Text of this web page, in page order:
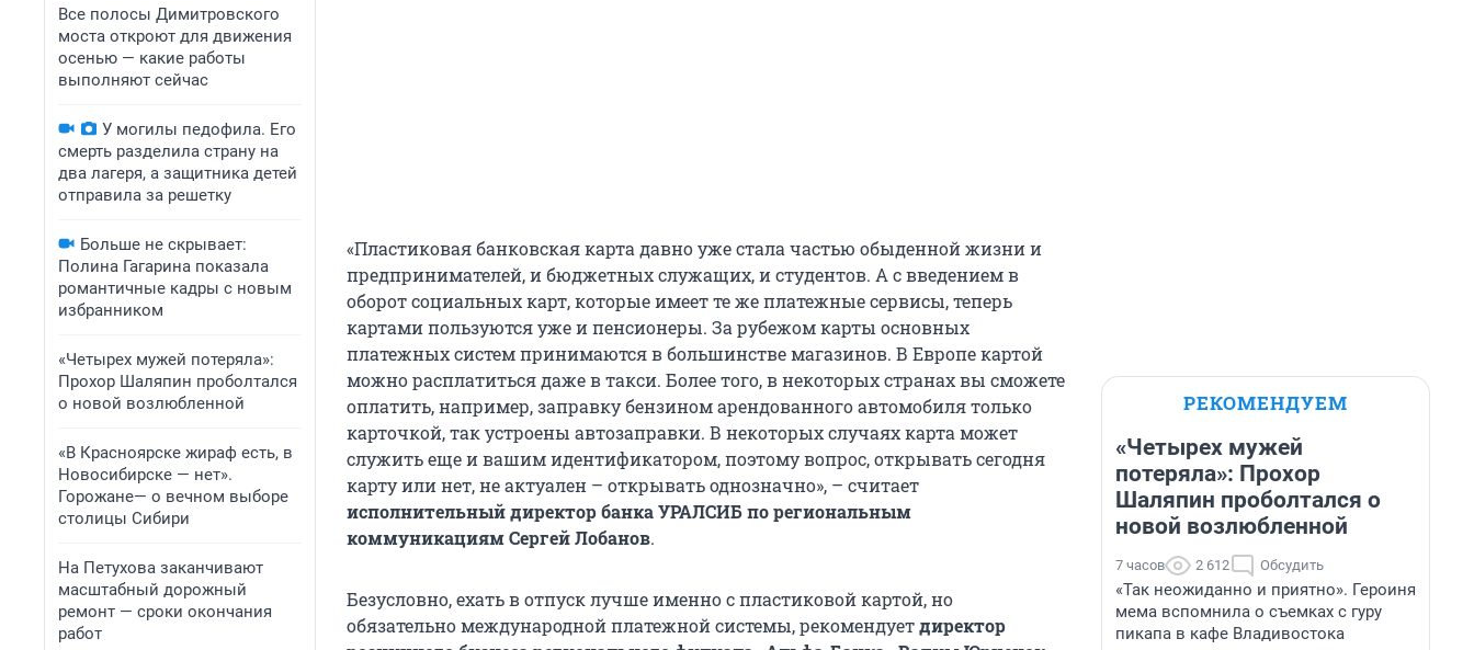
Все полосы Димитровского
моста откроют для движения
осенью — какие работы
выполняют сейчас
У могилы педофила. Его
смерть разделила страну на
два лагеря, а защитника детей
отправила за решетку
Больше не скрывает:
Полина Гагарина показала
романтичные кадры с новым
избранником
«Четырех мужей потеряла»:
Прохор Шаляпин проболтался
о новой возлюбленной
«В Красноярске жираф есть, в
Новосибирске — нет».
Горожане— о вечном выборе
столицы Сибири
На Петухова заканчивают
масштабный дорожный
ремонт — сроки окончания
работ
«Пластиковая банковская карта давно уже стала частью обыденной жизни и
предпринимателей, и бюджетных служащих, и студентов. А с введением в
оборот социальных карт, которые имеет те же платежные сервисы, теперь
картами пользуются уже и пенсионеры. За рубежом карты основных
платежных систем принимаются в большинстве магазинов. В Европе картой
можно расплатиться даже в такси. Более того, в некоторых странах вы сможете
оплатить, например, заправку бензином арендованного автомобиля только
карточкой, так устроены автозаправки. В некоторых случаях карта может
служить еще и вашим идентификатором, поэтому вопрос, открывать сегодня
карту или нет, не актуален – открывать однозначно», – считает
исполнительный директор банка УРАЛСИБ по региональным
коммуникациям Сергей Лобанов.
Безусловно, ехать в отпуск лучше именно с пластиковой картой, но
обязательно международной платежной системы, рекомендуетдиректор
РЕКОМЕНДУЕМ
«Четырех мужей
потеряла»: Прохор
Шаляпин проболтался о
новой возлюбленной
7 часов 2 612 Обсудить
«Так неожиданно и приятно». Героиня
мема вспомнила о съемках с гуру
пикапа в кафе Владивостока